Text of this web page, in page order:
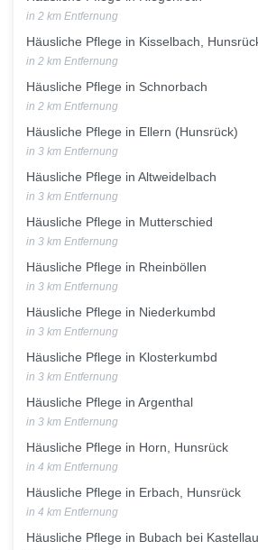
in 2 km Entfernung
Häusliche Pflege in Kisselbach,
in 2 km Entfernung
Häusliche Pflege in Schnorbach
in 2 km Entfernung
Häusliche Pflege in Ellern (Hunsrück)
in 3 km Entfernung
Häusliche Pflege in Altweidelbach
in 3 km Entfernung
Häusliche Pflege in Mutterschied
in 3 km Entfernung
Häusliche Pflege in Rheinböllen
in 3 km Entfernung
Häusliche Pflege in Niederkumbd
in 3 km Entfernung
Häusliche Pflege in Klosterkumbd
in 3 km Entfernung
Häusliche Pflege in Argenthal
in 3 km Entfernung
Häusliche Pflege in Horn, Hunsrück
in 4 km Entfernung
Häusliche Pflege in Erbach, Hunsrück
in 4 km Entfernung
Häusliche Pflege in Bubach bei